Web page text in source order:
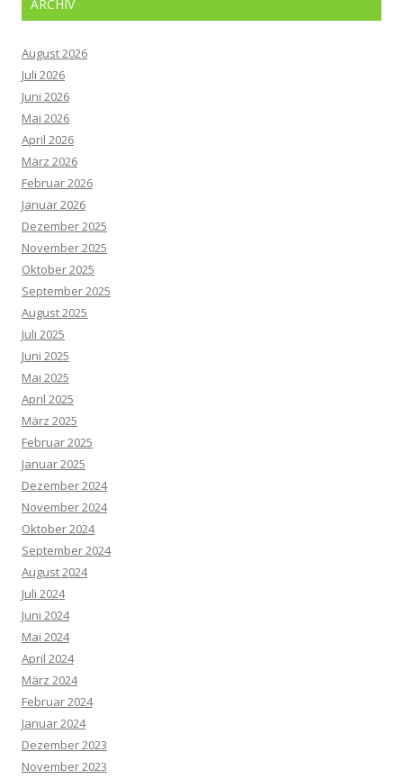
ARCHIV
August 2026
Juli 2026
Juni 2026
Mai 2026
April 2026
März 2026
Februar 2026
Januar 2026
Dezember 2025
November 2025
Oktober 2025
September 2025
August 2025
Juli 2025
Juni 2025
Mai 2025
April 2025
März 2025
Februar 2025
Januar 2025
Dezember 2024
November 2024
Oktober 2024
September 2024
August 2024
Juli 2024
Juni 2024
Mai 2024
April 2024
März 2024
Februar 2024
Januar 2024
Dezember 2023
November 2023